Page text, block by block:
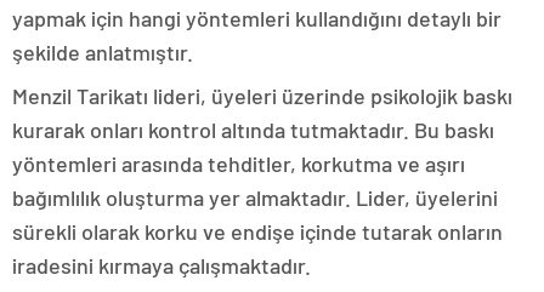
yapmak için hangi yöntemleri kullandığını detaylı bir
şekilde anlatmıştır.
Menzil Tarikatı lideri, üyeleri üzerinde psikolojik baskı
kurarak onları kontrol altında tutmaktadır. Bu baskı
yöntemleri arasında tehditler, korkutma ve aşırı
bağımlılık oluşturma yer almaktadır. Lider, üyelerini
sürekli olarak korku ve endişe içinde tutarak onların
iradesini kırmaya çalışmaktadır.